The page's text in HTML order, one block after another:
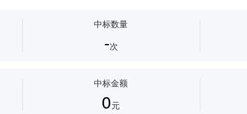
中标数量
-次
中标金额
0元